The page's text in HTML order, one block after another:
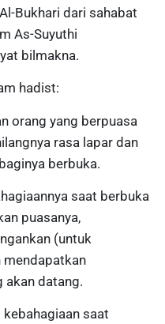
Bukhari dari sahabat
As-Suyuthi
bilmakna.
hadist:
orang yang berpuasa
rasa lapar dan
berbuka.
saat berbuka
puasanya,
(untuk
mendapatkan
akan datang.
saat